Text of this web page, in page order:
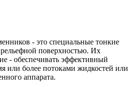
- это специальные тонкие
поверхностью. Их
- обеспечивать эффективный
или более потоками жидкостей или
аппарата.